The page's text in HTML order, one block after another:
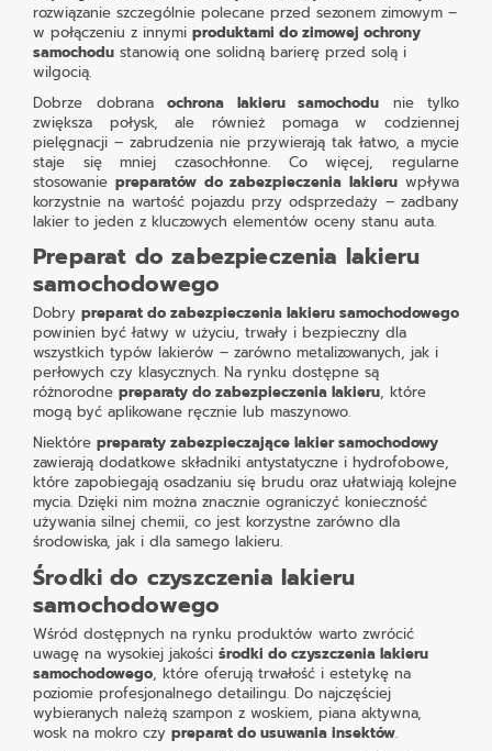
rozwiązanie szczególnie polecane przed sezonem zimowym –
w połączeniu z innymi produktami do zimowej ochrony
samochodu stanowią one solidną barierę przed solą i
wilgocią.
Dobrze dobrana ochrona lakieru samochodu nie tylko
zwiększa połysk, ale również pomaga w codziennej
pielęgnacji – zabrudzenia nie przywierają tak łatwo, a mycie
staje się mniej czasochłonne. Co więcej, regularne
stosowaniepreparatów do zabezpieczenia lakieruwpływa
korzystnie na wartość pojazdu przy odsprzedaży – zadbany
lakier to jeden z kluczowych elementów oceny stanu auta.
Preparat do zabezpieczenia lakieru
samochodowego
Dobry preparat do zabezpieczenia lakieru samochodowego
powinien być łatwy w użyciu, trwały i bezpieczny dla
wszystkich typów lakierów – zarówno metalizowanych, jak i
perłowych czy klasycznych. Na rynku dostępne są
różnorodne preparaty do zabezpieczenia lakieru, które
mogą być aplikowane ręcznie lub maszynowo.
Niektóre preparaty zabezpieczające lakier samochodowy
zawierają dodatkowe składniki antystatyczne i hydrofobowe,
które zapobiegają osadzaniu się brudu oraz ułatwiają kolejne
mycia. Dzięki nim można znacznie ograniczyć konieczność
używania silnej chemii, co jest korzystne zarówno dla
środowiska, jak i dla samego lakieru.
Środki do czyszczenia lakieru
samochodowego
Wśród dostępnych na rynku produktów warto zwrócić
uwagę na wysokiej jakości środki do czyszczenia lakieru
samochodowego, które oferują trwałość i estetykę na
poziomie profesjonalnego detailingu. Do najczęściej
wybieranych należą szampon z woskiem, piana aktywna,
wosk na mokro czy preparat do usuwania insektów.